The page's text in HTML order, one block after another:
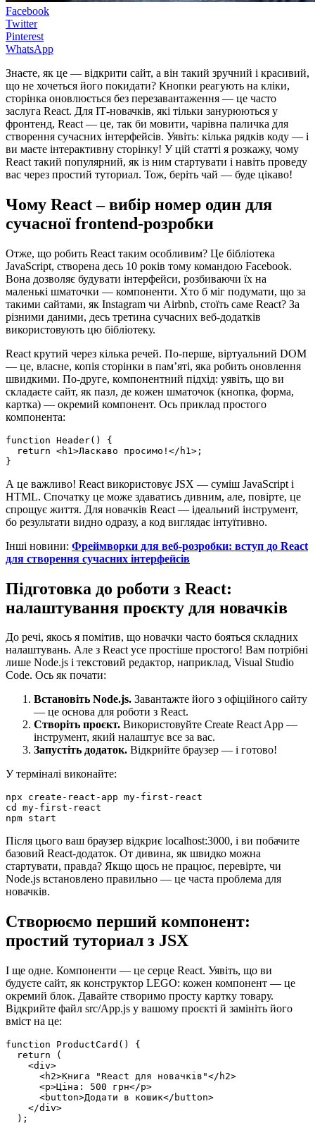
Facebook
Twitter
Pinterest
WhatsApp
Знаєте, як це — відкрити сайт, а він такий зручний і красивий,
що не хочеться його покидати? Кнопки реагують на кліки,
сторінка оновлюється без перезавантаження — це часто
заслуга React. Для ІТ-новачків, які тільки занурюються у
фронтенд, React — це, так би мовити, чарівна паличка для
створення сучасних інтерфейсів. Уявіть: кілька рядків коду — і
ви маєте інтерактивну сторінку! У цій статті я розкажу, чому
React такий популярний, як із ним стартувати і навіть проведу
вас через простий туториал. Тож, беріть чай — буде цікаво!
Чому React – вибір номер один для
сучасної frontend-розробки
Отже, що робить React таким особливим? Це бібліотека
JavaScript, створена десь 10 років тому командою Facebook.
Вона дозволяє будувати інтерфейси, розбиваючи їх на
маленькі шматочки — компоненти. Хто б міг подумати, що за
такими сайтами, як Instagram чи Airbnb, стоїть саме React? За
різними даними, десь третина сучасних веб-додатків
використовують цю бібліотеку.
React крутий через кілька речей. По-перше, віртуальний DOM
— це, власне, копія сторінки в пам’яті, яка робить оновлення
швидкими. По-друге, компонентний підхід: уявіть, що ви
складаєте сайт, як пазл, де кожен шматочок (кнопка, форма,
картка) — окремий компонент. Ось приклад простого
компонента:
function Header() {
}
А це важливо! React використовує JSX — суміш JavaScript і
HTML. Спочатку це може здаватись дивним, але, повірте, це
спрощує життя. Для новачків React — ідеальний інструмент,
бо результати видно одразу, а код виглядає інтуїтивно.
Інші новини: Фреймворки для веб-розробки: вступ до React
для створення сучасних інтерфейсів
Підготовка до роботи з React:
налаштування проєкту для новачків
До речі, якось я помітив, що новачки часто бояться складних
налаштувань. Але з React усе простіше простого! Вам потрібні
лише Node.js і текстовий редактор, наприклад, Visual Studio
Code. Ось як почати:
Встановіть Node.js. Завантажте його з офіційного сайту
— це основа для роботи з React.
Створіть проєкт. Використовуйте Create React App —
інструмент, який налаштує все за вас.
Запустіть додаток. Відкрийте браузер — і готово!
У терміналі виконайте:
npx create-react-app my-first-react
cd my-first-react
npm start
Після цього ваш браузер відкриє localhost:3000, і ви побачите
базовий React-додаток. От дивина, як швидко можна
стартувати, правда? Якщо щось не працює, перевірте, чи
Node.js встановлено правильно — це часта проблема для
новачків.
Створюємо перший компонент:
простий туториал з JSX
І ще одне. Компоненти — це серце React. Уявіть, що ви
будуєте сайт, як конструктор LEGO: кожен компонент — це
окремий блок. Давайте створимо просту картку товару.
Відкрийте файл src/App.js у вашому проєкті й замініть його
вміст на це:
function ProductCard() {